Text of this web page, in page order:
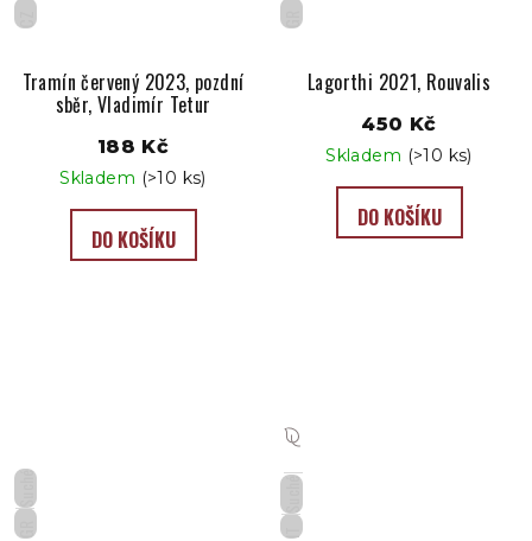
CZ
Tramín červený 2023, pozdní
sběr, Vladimír Tetur
188 Kč
Skladem (>10 ks)
DO KOŠÍKU
GR
Lagorthi 2021, Rouvalis
450 Kč
Skladem (>10 ks)
DO KOŠÍKU
GR
Suché
IT
Suché